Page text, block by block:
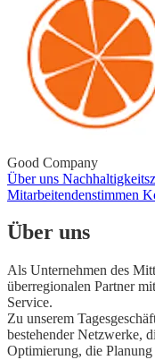
Good Company
Über uns
Mitarbeitendenstimmen
Über uns
Als Unternehmen des
überregionalen Partner
Service.
Zu unserem
bestehender Netzwerke,
Optimierung, die